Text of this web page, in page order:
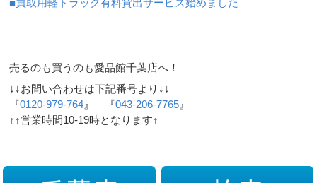
■買取用軽トラック有料貸出サービス始めました
売るのも買うのも愛品館千葉店へ！
↓↓お問い合わせは下記番号より↓↓
『0120-979-764 』 『043-206-7765 』
↑↑営業時間10-19時となります↑